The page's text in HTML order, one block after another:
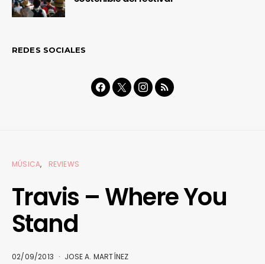
REDES SOCIALES
MÚSICA REVIEWS
Travis – Where You
Stand
02/09/2013 JOSE A. MARTÍNEZ